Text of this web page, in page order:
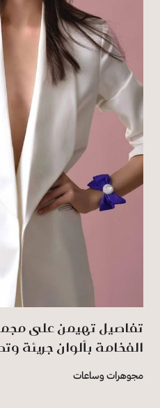
الفخامة بألوان جريئة
مجوهرات وساعات